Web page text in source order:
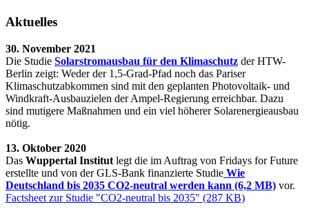
Aktuelles
30. November 2021
Die Studie Solarstromausbau für den Klimaschutz der HTW-
Berlin zeigt: Weder der 1,5-Grad-Pfad noch das Pariser
Klimaschutzabkommen sind mit den geplanten Photovoltaik- und
Windkraft-Ausbauzielen der Ampel-Regierung erreichbar. Dazu
sind mutigere Maßnahmen und ein viel höherer Solarenergieausbau
nötig.
13. Oktober 2020
Das Wuppertal Institut legt die im Auftrag von Fridays for Future
erstellte und von der GLS-Bank finanzierte Studie Wie
Deutschland bis 2035 CO2-neutral werden kann (6,2 MB) vor.
Factsheet zur Studie "CO2-neutral bis 2035" (287 KB)